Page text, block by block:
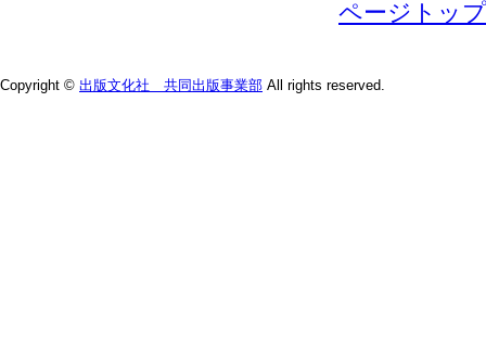
ページトッ
Copyright © 出版文化社 共同出版事業部 All rights reserved.